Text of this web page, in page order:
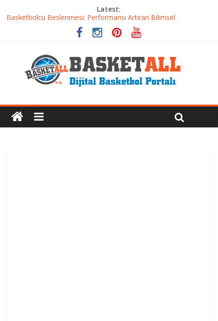
Latest:
Basketbolcu Beslenmesi: Performansı Artıran Bilimsel
Basketbolda Şut Antrenmanı ve Grafik Oluşturma
Dünyanın En İyi Basketbol Takımı: Gerçek Şampiyon Kim?
Etkili Basketbol Antrenmanı Nasıl Olmalı